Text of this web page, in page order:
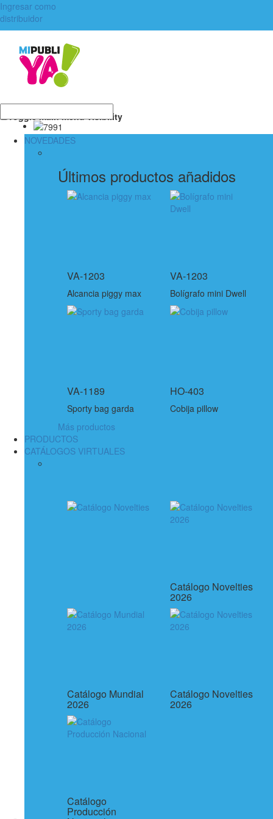
Ingresar como
distribuidor
Toggle main menu visibility
NOVEDADES
Últimos productos añadidos
VA-1203
Alcancia piggy max
VA-1203
Bolígrafo mini Dwell
VA-1189
Sporty bag garda
HO-403
Cobija pillow
Más productos
PRODUCTOS
CATÁLOGOS VIRTUALES
Catálogo Novelties
2026
Catálogo Mundial
2026
Catálogo Novelties
2026
Catálogo
Producción